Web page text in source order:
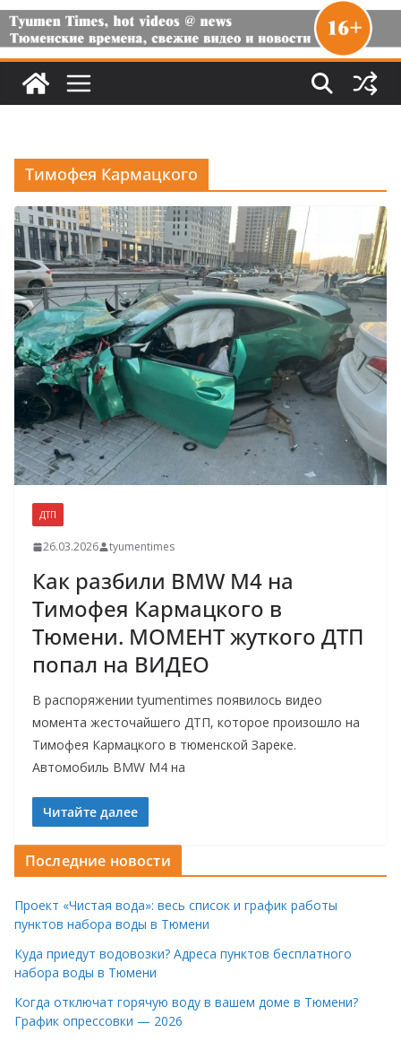
Тимофея Кармацкого
ДТП
26.03.2026 tyumentimes
Как разбили BMW M4 на
Тимофея Кармацкого в
Тюмени. МОМЕНТ жуткого ДТП
попал на ВИДЕО
В распоряжении tyumentimes появилось видео
момента жесточайшего ДТП, которое произошло на
Тимофея Кармацкого в тюменской Зареке.
Автомобиль BMW M4 на
Читайте далее
Последние новости
Проект «Чистая вода»: весь список и график работы
пунктов набора воды в Тюмени
Куда приедут водовозки? Адреса пунктов бесплатного
набора воды в Тюмени
Когда отключат горячую воду в вашем доме в Тюмени?
График опрессовки — 2026